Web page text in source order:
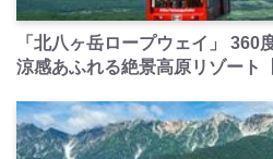
「北八ヶ岳ロープウェイ」 360
涼感あふれる絶景高原リゾート